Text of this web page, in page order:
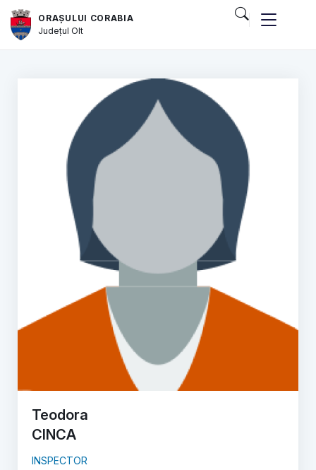
ORAȘULUI CORABIA
JudețulOlt
Teodora
CINCA
INSPECTOR